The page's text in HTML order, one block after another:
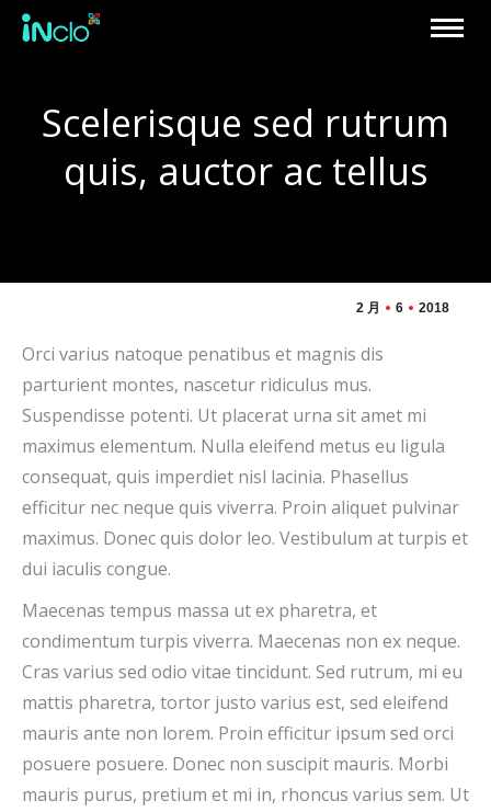
Scelerisque sed rutrum
quis, auctor ac tellus
2 月 6 2018
Orci varius natoque penatibus et magnis dis
parturient montes, nascetur ridiculus mus.
Suspendisse potenti. Ut placerat urna sit amet mi
maximus elementum. Nulla eleifend metus eu ligula
consequat, quis imperdiet nisl lacinia. Phasellus
efficitur nec neque quis viverra. Proin aliquet pulvinar
maximus. Donec quis dolor leo. Vestibulum at turpis et
dui iaculis congue.
Maecenas tempus massa ut ex pharetra, et
condimentum turpis viverra. Maecenas non ex neque.
Cras varius sed odio vitae tincidunt. Sed rutrum, mi eu
mattis pharetra, tortor justo varius est, sed eleifend
mauris ante non lorem. Proin efficitur ipsum sed orci
posuere posuere. Donec non suscipit mauris. Morbi
mauris purus, pretium et mi in, rhoncus varius sem. Ut